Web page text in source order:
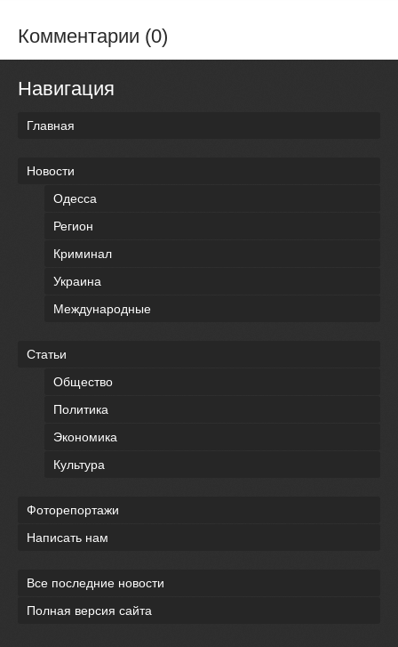
Комментарии (0)
Навигация
Главная
Новости
Одесса
Регион
Криминал
Украина
Международные
Статьи
Общество
Политика
Экономика
Культура
Фоторепортажи
Написать нам
Все последние новости
Полная версия сайта